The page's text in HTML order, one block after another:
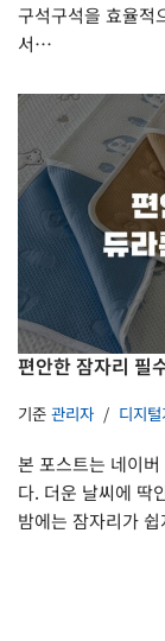
구석구석을 효율적
서…
편안한 잠자리 필
기준 관리자 디지
본 포스트는 네이
다. 더운 날씨에 딱
밤에는 잠자리가